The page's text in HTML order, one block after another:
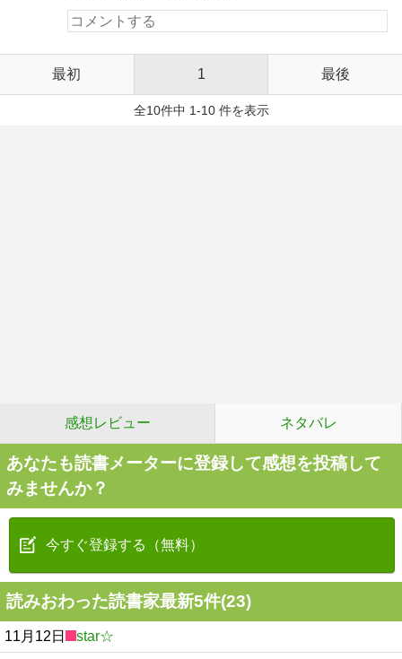
最初 1 最後
全10件中 1-10 件を表示
感想レビュー ネタバレ
あなたも読書メーターに登録して感想を投稿して
みませんか？
今すぐ登録する（無料）
読みおわった読書家最新5件(23)
11月12日 star☆